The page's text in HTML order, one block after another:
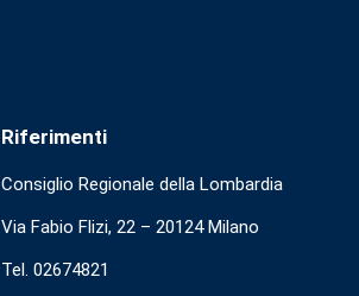
Riferimenti
Consiglio Regionale della Lombardia
Via Fabio Flizi, 22 – 20124 Milano
Tel. 02674821